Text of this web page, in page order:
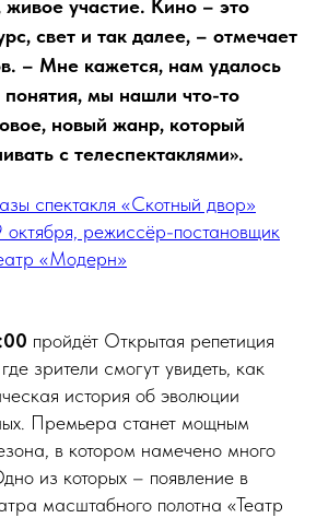
живое участие. Кино – это
свет и так далее, – отмечает
– Мне кажется, нам удалось
понятия, мы нашли что-то
новый жанр, который
с телеспектаклями».
спектакля «Скотный двор»
режиссёр-постановщик
«Модерн»
пройдёт Открытая репетиция
зрители смогут увидеть, как
история об эволюции
Премьера станет мощным
в котором намечено много
из которых – появление в
масштабного полотна «Театр